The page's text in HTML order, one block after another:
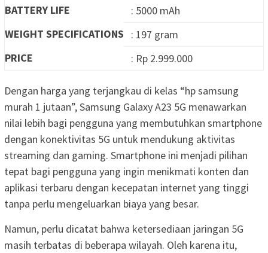
BATTERY LIFE
: 5000 mAh
WEIGHT SPECIFICATIONS
: 197 gram
PRICE
: Rp 2.999.000
Dengan harga yang terjangkau di kelas “hp samsung
murah 1 jutaan”, Samsung Galaxy A23 5G menawarkan
nilai lebih bagi pengguna yang membutuhkan smartphone
dengan konektivitas 5G untuk mendukung aktivitas
streaming dan gaming. Smartphone ini menjadi pilihan
tepat bagi pengguna yang ingin menikmati konten dan
aplikasi terbaru dengan kecepatan internet yang tinggi
tanpa perlu mengeluarkan biaya yang besar.
Namun, perlu dicatat bahwa ketersediaan jaringan 5G
masih terbatas di beberapa wilayah. Oleh karena itu,